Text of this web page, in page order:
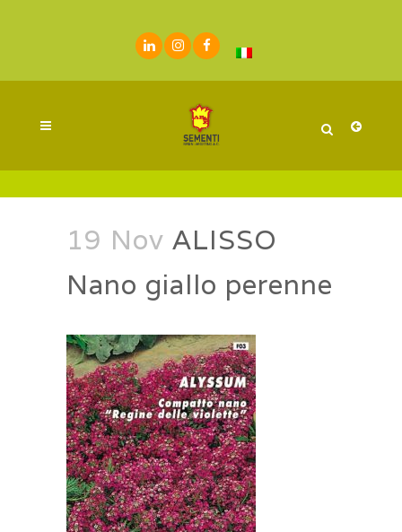
19 Nov ALISSO
Nano giallo perenne